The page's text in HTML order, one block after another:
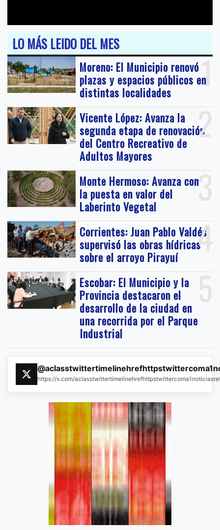
LO MÁS LEIDO DEL MES
1
Moreno: El Municipio renovó
plazas y espacios públicos en
distintas localidades
2
Vicente López: Avanza la
segunda etapa de renovación
del Centro Recreativo de
Adultos Mayores
3
Monte Hermoso: Avanza con
la puesta en valor del
Laberinto Vegetal
4
Corrientes: Juan Pablo Valdés
supervisó las obras hídricas
sobre el arroyo Pirayuí
5
Escobar: El Municipio y la
Provincia destacaron el
desarrollo de la ciudad en
una recorrida por el Parque
Industrial
https://x.com/